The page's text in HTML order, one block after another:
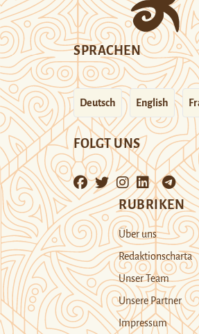
SPRACHEN
Deutsch English
FOLGT UNS
RUBRIKEN
Über uns
Redaktionscharta
Unser Team
Unsere Partner
Impressum